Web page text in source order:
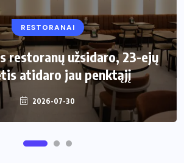
RESTORANAI
restoranų užsidaro, 23-ejų
atidaro jau penktąjį
2026-07-30
VIRTUVĖ
šiukšliadėžę mažai
virtuvei?
2026-06-25